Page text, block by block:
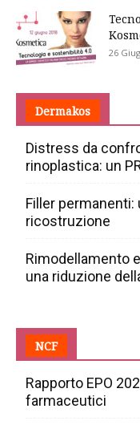
26
Dermakos
Distress da
rinoplastica: un
Filler permanenti:
ricostruzione
Rimodellamento
una riduzione
NCF
Rapporto EPO
farmaceutici